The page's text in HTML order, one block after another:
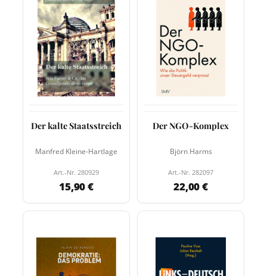
Der kalte Staatsstreich
Manfred Kleine-Hartlage
Art.-Nr. 280929
15,90 €
Der NGO-Komplex
Björn Harms
Art.-Nr. 282097
22,00 €